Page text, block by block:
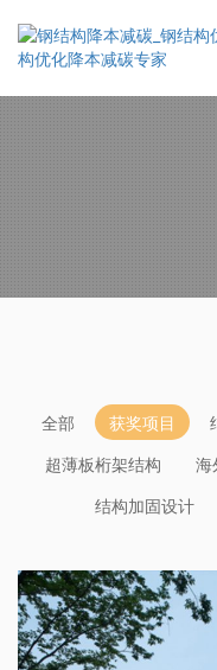
全部 获奖项目
超薄板桁架结构
海
结构加固设计